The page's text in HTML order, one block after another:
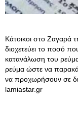
Κάτοικοι στο Ζαγαρά
διοχετεύει το ποσό
κατανάλωση του
ρεύμα ώστε να
να προχωρήσουν σε
lamiastar.gr